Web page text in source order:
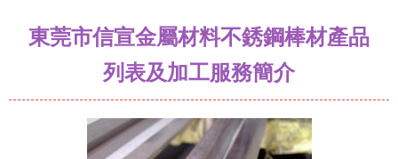
東莞市信宣金屬材料不銹鋼棒材產品
列表及加工服務簡介